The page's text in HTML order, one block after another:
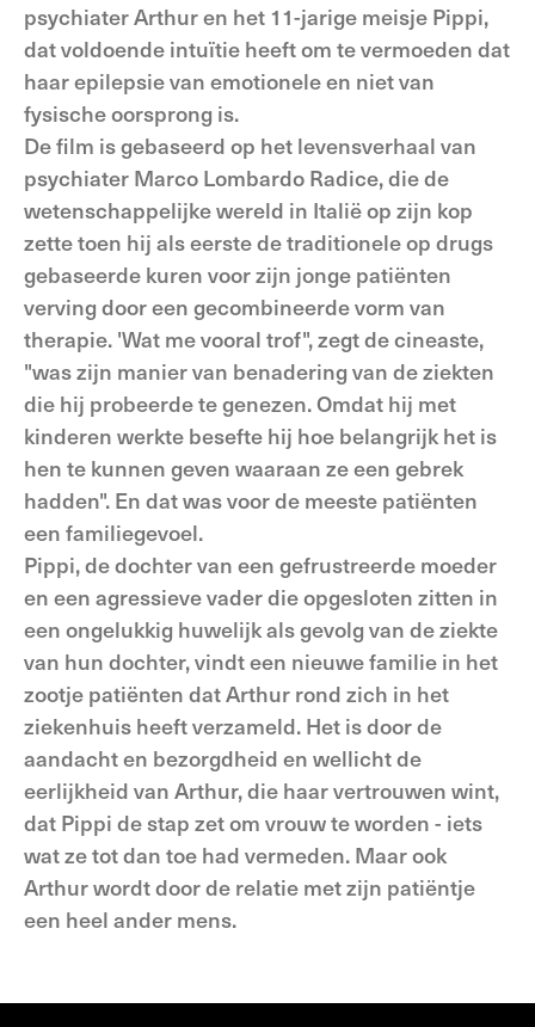
psychiater Arthur en het 11-jarige meisje Pippi,
dat voldoende intuïtie heeft om te vermoeden dat
haar epilepsie van emotionele en niet van
fysische oorsprong is.
De film is gebaseerd op het levensverhaal van
psychiater Marco Lombardo Radice, die de
wetenschappelijke wereld in Italië op zijn kop
zette toen hij als eerste de tra­ditionele op drugs
gebaseerde kuren voor zijn jonge patiënten
verving door een gecombineerde vorm van
therapie. 'Wat me vooral trof", zegt de cineaste,
"was zijn manier van benadering van de ziekten
die hij probeerde te genezen. Omdat hij met
kinderen werkte besefte hij hoe be­langrijk het is
hen te kunnen geven waar­aan ze een gebrek
hadden". En dat was voor de meeste patiënten
een familie­gevoel.
Pippi, de dochter van een gefrustreerde moeder
en een agressieve vader die op­gesloten zitten in
een ongelukkig huwe­lijk als gevolg van de ziekte
van hun dochter, vindt een nieuwe familie in het
zootje patiënten dat Arthur rond zich in het
ziekenhuis heeft verzameld. Het is door de
aandacht en bezorgdheid en wellicht de
eerlijkheid van Arthur, die haar vertrouwen wint,
dat Pippi de stap zet om vrouw te worden - iets
wat ze tot dan toe had vermeden. Maar ook
Arthur wordt door de relatie met zijn patiëntje
een heel ander mens.